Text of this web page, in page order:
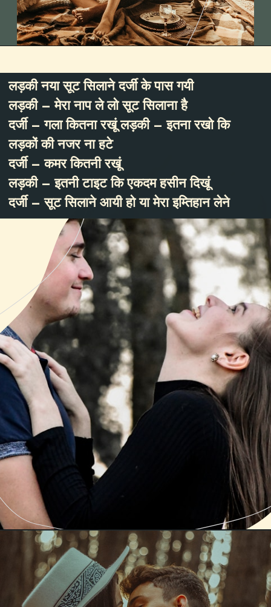
लड़की नया सूट सिलाने दर्जी के पास गयी
लड़की – मेरा नाप ले लो सूट सिलाना है
दर्जी – गला कितना रखूं लड़की – इतना रखो कि
लड़कों की नजर ना हटे
दर्जी – कमर कितनी रखूं
लड़की – इतनी टाइट कि एकदम हसीन दिखूं
दर्जी – सूट सिलाने आयी हो या मेरा इम्तिहान लेने